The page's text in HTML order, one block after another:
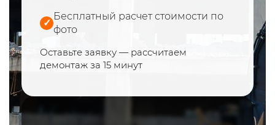
✓
Бесплатный расчет стоимости по
фото
Оставьте заявку — рассчитаем
демонтаж за 15 минут